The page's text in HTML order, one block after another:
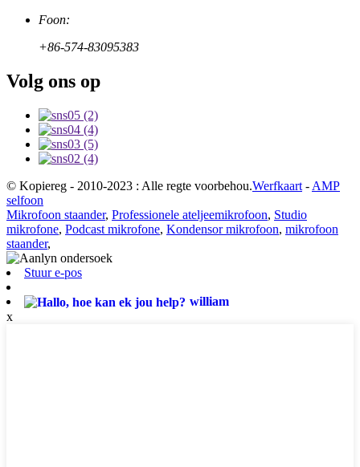
Foon:
+86-574-83095383
Volg ons op
© Kopiereg - 2010-2023 : Alle regte voorbehou.Werfkaart - AMP
selfoon
Mikrofoon staander, Professionele ateljeemikrofoon, Studio
mikrofone, Podcast mikrofone, Kondensor mikrofoon, mikrofoon
staander,
Stuur e-pos
william
x